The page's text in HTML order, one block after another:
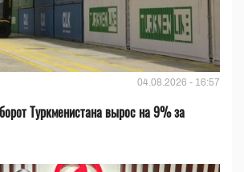
04.08.2026 - 16:57
Туркменистана вырос на 9% за